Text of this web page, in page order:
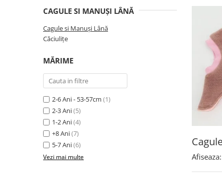
CAGULE SI MANUȘI LÂNĂ
Cagule si Manuși Lână
Căciulițe
MĂRIME
2-6 Ani - 53-57cm (1)
2-3 Ani(5)
1-2 Ani(4)
+8 Ani(7)
5-7 Ani(6)
Vezi mai multe Afiseaza: